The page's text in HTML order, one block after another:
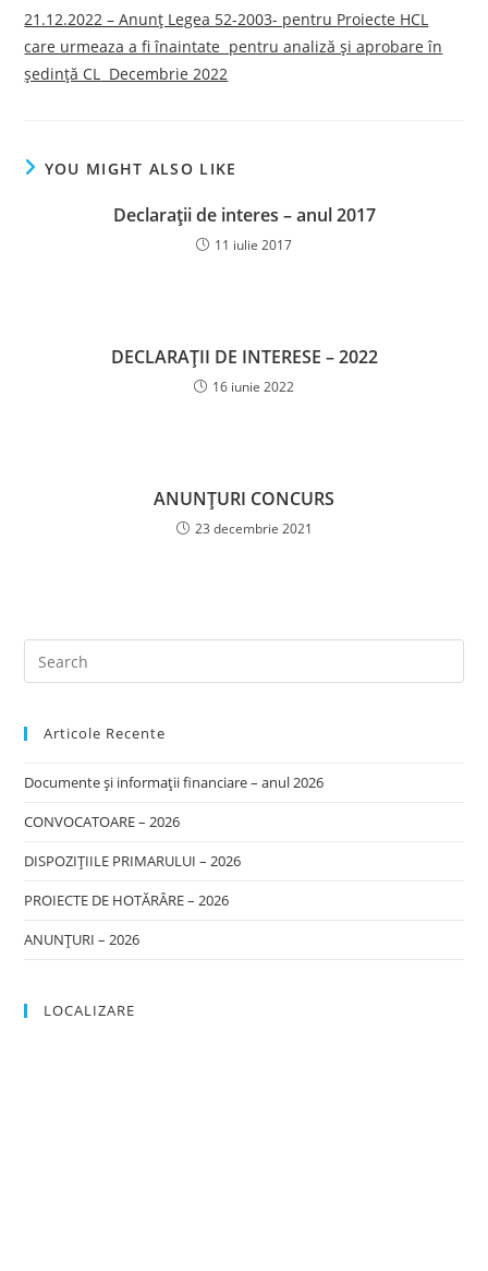
21.12.2022 – Anunț Legea 52-2003- pentru Proiecte HCL
care urmeaza a fi înaintate pentru analiză și aprobare în
ședință CL Decembrie 2022
YOU MIGHT ALSO LIKE
Declaraţii de interes – anul 2017
11 iulie 2017
DECLARAȚII DE INTERESE – 2022
16 iunie 2022
ANUNȚURI CONCURS
23 decembrie 2021
Articole Recente
Documente și informații financiare – anul 2026
CONVOCATOARE – 2026
DISPOZIȚIILE PRIMARULUI – 2026
PROIECTE DE HOTĂRÂRE – 2026
ANUNȚURI – 2026
LOCALIZARE